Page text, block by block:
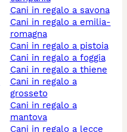
cani in regalo a savona
cani in regalo a emilia-
romagna
cani in regalo a pistoia
cani in regalo a foggia
cani in regalo a thiene
cani in regalo a
grosseto
cani in regalo a
mantova
cani in regalo a lecce